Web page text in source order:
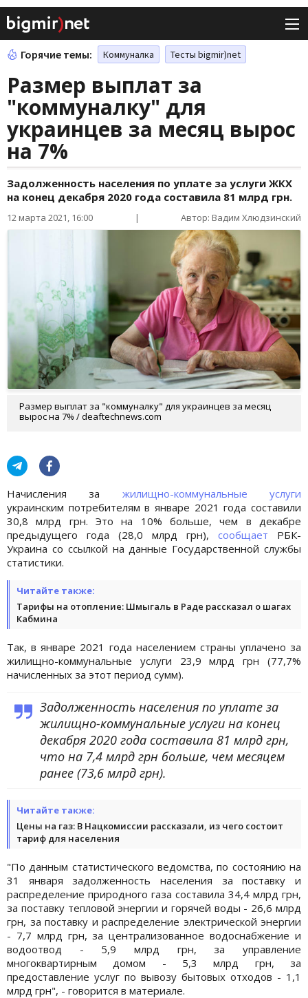
Горячие темы: Коммуналка Тесты bigmir)net
Размер выплат за
"коммуналку" для
украинцев за месяц вырос
на 7%
Задолженность населения по уплате за услуги ЖКХ
на конец декабря 2020 года составила 81 млрд грн.
12 марта 2021, 16:00 | Автор: Вадим Хлюдзинский
Размер выплат за "коммуналку" для украинцев за месяц
вырос на 7% / deaftechnews.com
Начисления за жилищно-коммунальные услуги
украинским потребителям в январе 2021 года составили
30,8 млрд грн. Это на 10% больше, чем в декабре
предыдущего года (28,0 млрд грн), сообщает РБК-
Украина со ссылкой на данные Государственной службы
статистики.
Читайте также:
Тарифы на отопление: Шмыгаль в Раде рассказал о шагах
Кабмина
Так, в январе 2021 года населением страны уплачено за
жилищно-коммунальные услуги 23,9 млрд грн (77,7%
начисленных за этот период сумм).
Задолженность населения по уплате за
жилищно-коммунальные услуги на конец
декабря 2020 года составила 81 млрд грн,
что на 7,4 млрд грн больше, чем месяцем
ранее (73,6 млрд грн).
Читайте также:
Цены на газ: В Нацкомиссии рассказали, из чего состоит
тариф для населения
"По данным статистического ведомства, по состоянию на
31 января задолженность населения за поставку и
распределение природного газа составила 34,4 млрд грн,
за поставку тепловой энергии и горячей воды - 26,6 млрд
грн, за поставку и распределение электрической энергии
- 7,7 млрд грн, за централизованное водоснабжение и
водоотвод - 5,9 млрд грн, за управление
многоквартирным домом - 5,3 млрд грн, за
предоставление услуг по вывозу бытовых отходов - 1,1
млрд грн", - говорится в материале.